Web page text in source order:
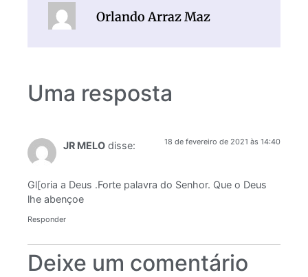
Orlando Arraz Maz
Uma resposta
JR MELO disse: 18 de fevereiro de 2021 às 14:40
Gl[oria a Deus .Forte palavra do Senhor. Que o Deus
lhe abençoe
Responder
Deixe um comentário